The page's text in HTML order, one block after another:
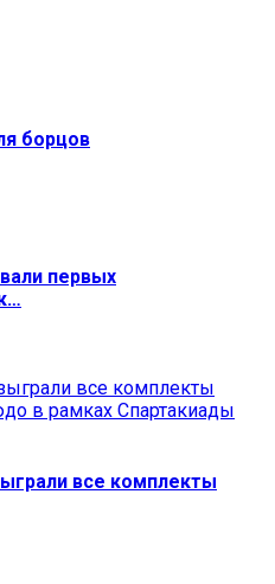
борцов
первых
все комплекты